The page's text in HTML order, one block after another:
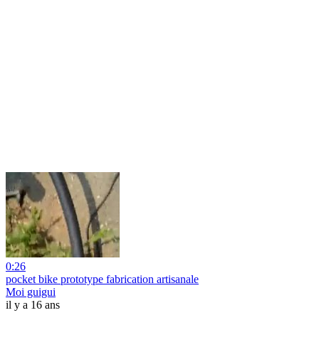
0:26
pocket bike prototype fabrication artisanale
Moi guigui
il y a 16 ans